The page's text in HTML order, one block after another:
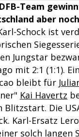
Team
aber
Schock ist
Jungstar
mit 2:1 (1:1).
bleibt für
Kai Havertz
Blitzstart. Die
Karl-Ersatz
solch langen